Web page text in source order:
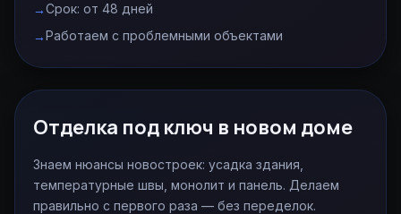
Срок: от 48 дней
Работаем с проблемными объектами
Отделка под ключ в новом доме
Знаем нюансы новостроек: усадка здания,
температурные швы, монолит и панель. Делаем
правильно с первого раза — без переделок.